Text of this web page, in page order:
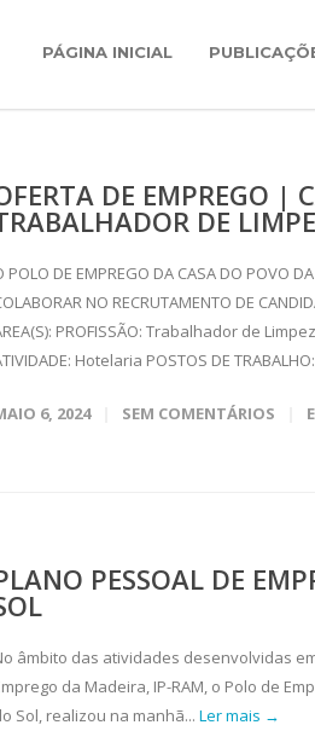
PÁGINA INICIAL
DE EMPREGO |
DE
POLO DE EMPREGO DA CASA DO POVO
NO RECRUTAMENTO DE
PROFISSÃO: Trabalhador de
Hotelaria POSTOS DE
6, 2024 SEM COMENTÁRIOS
PESSOAL DE
âmbito das atividades desenvolvidas
da Madeira, IP-RAM, o Polo de
Sol, realizou na manhã... Ler mais →